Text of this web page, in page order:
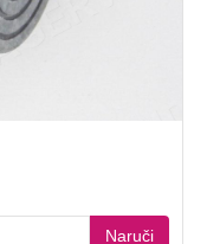
Naruči